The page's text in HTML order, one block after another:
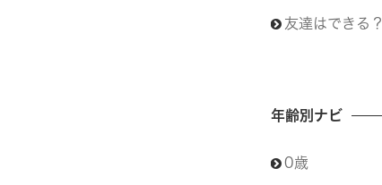
友達はできる？
年齢別ナビ
0歳